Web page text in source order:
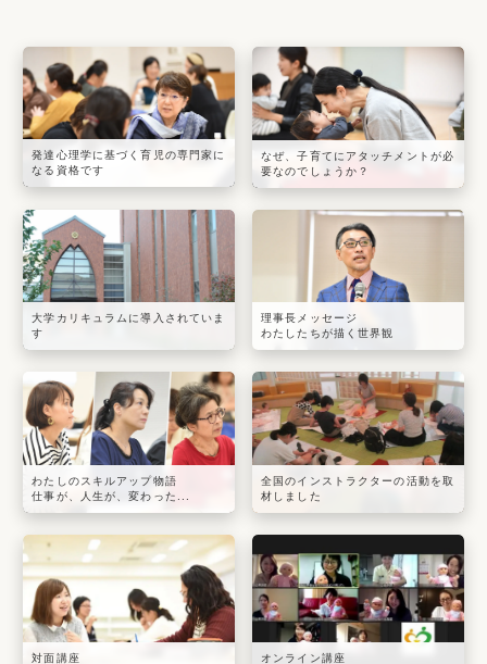
発達心理学に基づく育児の専門家に
なる資格です
なぜ、子育てにアタッチメントが必
要なのでしょうか？
大学カリキュラムに導入されていま
す
理事長メッセージ
わたしたちが描く世界観
わたしのスキルアップ物語
仕事が、人生が、変わった...
全国のインストラクターの活動を取
材しました
対面講座 オンライン講座